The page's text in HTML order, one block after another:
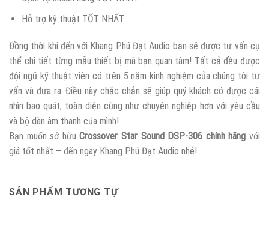
Hỗ trợ kỹ thuật TỐT NHẤT
Đồng thời khi đến với Khang Phú Đạt Audio bạn sẽ được tư vấn cụ
thể chi tiết từng mẫu thiết bị mà bạn quan tâm! Tất cả đều được
đội ngũ kỹ thuật viên có trên 5 năm kinh nghiệm của chúng tôi tư
vấn và đưa ra. Điều này chắc chắn sẽ giúp quý khách có được cái
nhìn bao quát, toàn diện cũng như chuyên nghiệp hơn với yêu cầu
và bộ dàn âm thanh của mình!
Bạn muốn sở hữuCrossover Star Sound DSP-306 chính hãng với
giá tốt nhất – đến ngay Khang Phú Đạt Audio nhé!
SẢN PHẨM TƯƠNG TỰ